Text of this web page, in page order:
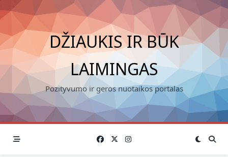
Skip
to
content
DŽIAUKIS IR BŪK
LAIMINGAS
Pozityvumo ir geros nuotaikos portalas